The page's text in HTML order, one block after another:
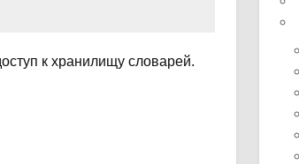
к хранилищу словарей.